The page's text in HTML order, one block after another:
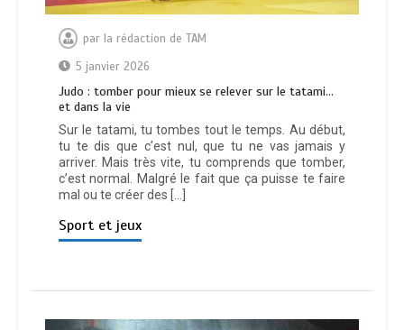
par la rédaction de TAM
5 janvier 2026
Judo : tomber pour mieux se relever sur le tatami…
et dans la vie
Sur le tatami, tu tombes tout le temps. Au début,
tu te dis que c’est nul, que tu ne vas jamais y
arriver. Mais très vite, tu comprends que tomber,
c’est normal. Malgré le fait que ça puisse te faire
mal ou te créer des […]
Sport et jeux